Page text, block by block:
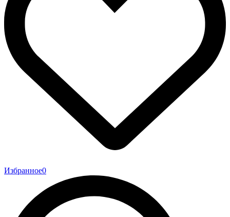
Избранное0